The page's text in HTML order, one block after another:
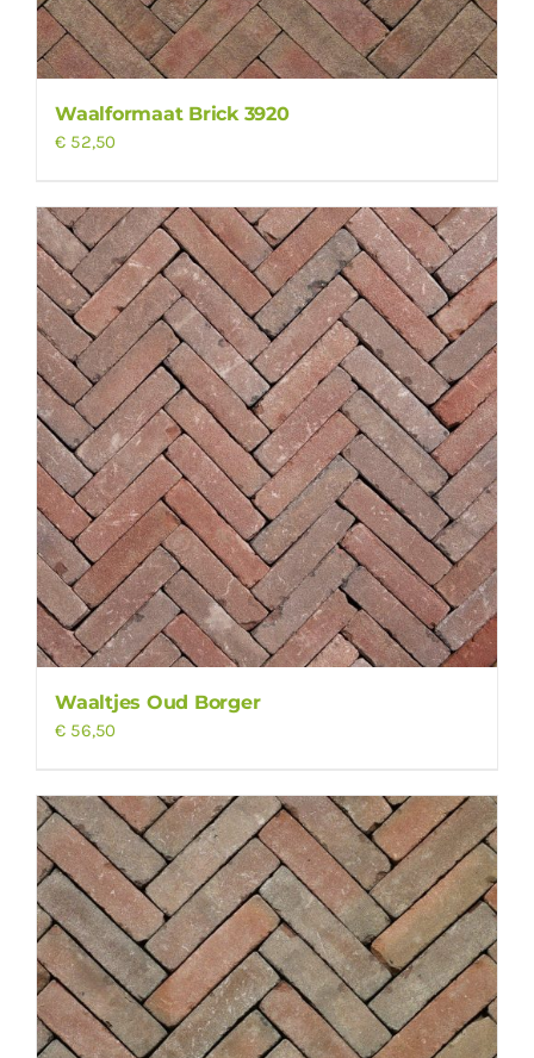
Waalformaat Brick 3920
€ 52,50
Waaltjes Oud Borger
€ 56,50